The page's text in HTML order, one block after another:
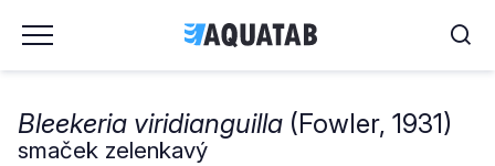
Bleekeria viridianguilla (Fowler, 1931)
smaček zelenkavý